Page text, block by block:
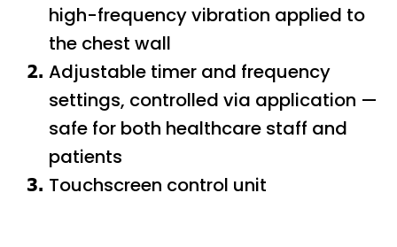
high-frequency vibration applied to
the chest wall
Adjustable timer and frequency
settings, controlled via application —
safe for both healthcare staff and
patients
Touchscreen control unit